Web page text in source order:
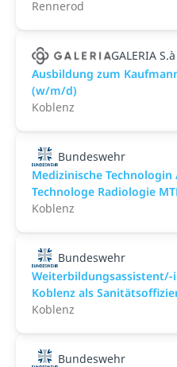
Rennerod
GALERIA
Ausbildung zum
(w/m/d)
Koblenz
Bundeswehr
Medizinische
Technologe Radiologie
Koblenz
Bundeswehr
Koblenz als
Koblenz
Bundeswehr